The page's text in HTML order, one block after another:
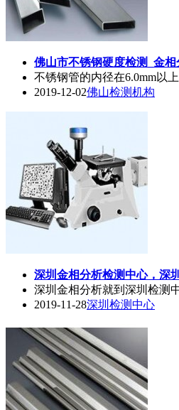
佛山市不锈钢硬度检测_ 金相
不锈钢管的内径在6.0mm以
2019-12-02佛山检测机构
深圳 金相分析检测中心，深
深圳 金相分析就到深圳检测
2019-11-28深圳检测中心